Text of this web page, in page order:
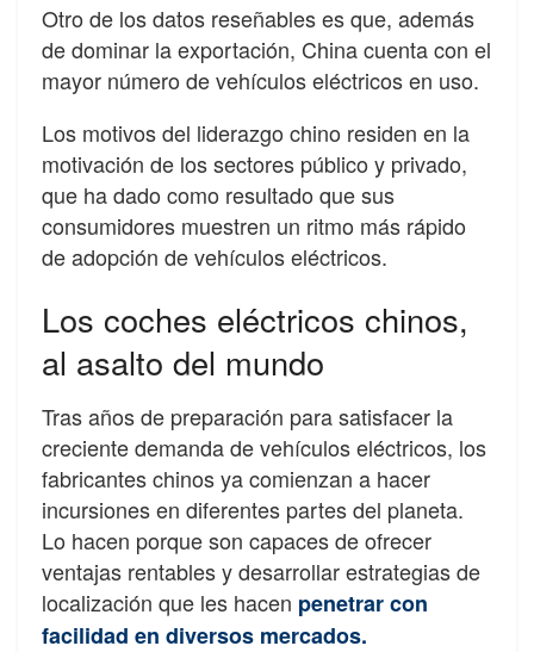
Otro de los datos reseñables es que, además
de dominar la exportación, China cuenta con el
mayor número de vehículos eléctricos en uso.
Los motivos del liderazgo chino residen en la
motivación de los sectores público y privado,
que ha dado como resultado que sus
consumidores muestren un ritmo más rápido
de adopción de vehículos eléctricos.
Los coches eléctricos chinos,
al asalto del mundo
Tras años de preparación para satisfacer la
creciente demanda de vehículos eléctricos, los
fabricantes chinos ya comienzan a hacer
incursiones en diferentes partes del planeta.
Lo hacen porque son capaces de ofrecer
ventajas rentables y desarrollar estrategias de
localización que les hacen penetrar con
facilidad en diversos mercados.